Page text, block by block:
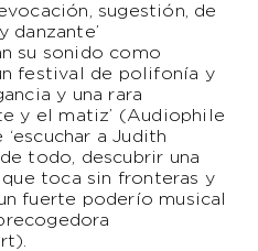
sugestión, de
danzante’
su sonido como
festival de polifonía y
y una rara
y el matiz’ (Audiophile
a Judith
todo, descubrir una
toca sin fronteras y
fuerte poderío musical